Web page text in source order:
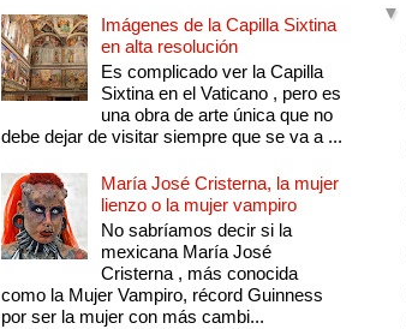
Imágenes de la Capilla Sixtina
en alta resolución
Es complicado ver la Capilla
Sixtina en el Vaticano , pero es
una obra de arte única que no
debe dejar de visitar siempre que se va a ...
María José Cristerna, la mujer
lienzo o la mujer vampiro
No sabríamos decir si la
mexicana María José
Cristerna , más conocida
como la Mujer Vampiro, récord Guinness
por ser la mujer con más cambi...
▼